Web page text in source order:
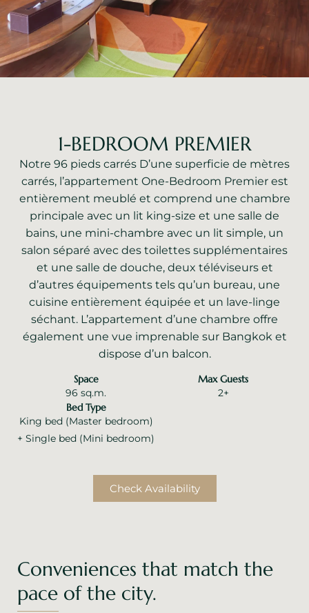
1-BEDROOM PREMIER
Notre 96 pieds carrés D’une superficie de mètres
carrés, l’appartement One-Bedroom Premier est
entièrement meublé et comprend une chambre
principale avec un lit king-size et une salle de
bains, une mini-chambre avec un lit simple, un
salon séparé avec des toilettes supplémentaires
et une salle de douche, deux téléviseurs et
d’autres équipements tels qu’un bureau, une
cuisine entièrement équipée et un lave-linge
séchant. L’appartement d’une chambre offre
également une vue imprenable sur Bangkok et
dispose d’un balcon.
Space
96 sq.m.
Max Guests
2+
Bed Type
King bed (Master bedroom)
+ Single bed (Mini bedroom)
Check Availability
Conveniences that match the
pace of the city.